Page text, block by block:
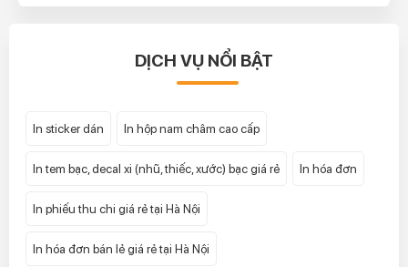
DỊCH VỤ NỔI BẬT
In sticker dán In hộp nam châm cao cấp
In tem bạc, decal xi (nhũ, thiếc, xước) bạc giá rẻ In hóa đơn
In phiếu thu chi giá rẻ tại Hà Nội
In hóa đơn bán lẻ giá rẻ tại Hà Nội